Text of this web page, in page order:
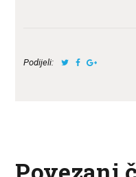
Podijeli: